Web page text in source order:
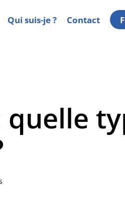
Qui suis-je ? Contact